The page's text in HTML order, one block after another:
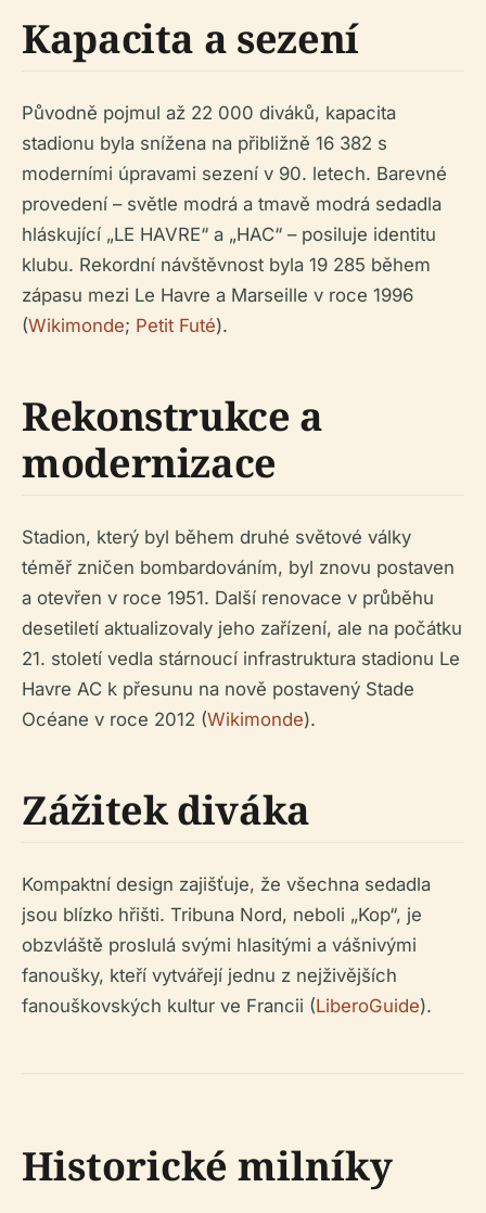
Kapacita a sezení
Původně pojmul až 22 000 diváků, kapacita
stadionu byla snížena na přibližně 16 382 s
moderními úpravami sezení v 90. letech. Barevné
provedení – světle modrá a tmavě modrá sedadla
hláskující „LE HAVRE“ a „HAC“ – posiluje identitu
klubu. Rekordní návštěvnost byla 19 285 během
zápasu mezi Le Havre a Marseille v roce 1996
(Wikimonde; Petit Futé).
Rekonstrukce a
modernizace
Stadion, který byl během druhé světové války
téměř zničen bombardováním, byl znovu postaven
a otevřen v roce 1951. Další renovace v průběhu
desetiletí aktualizovaly jeho zařízení, ale na počátku
21. století vedla stárnoucí infrastruktura stadionu Le
Havre AC k přesunu na nově postavený Stade
Océane v roce 2012 (Wikimonde).
Zážitek diváka
Kompaktní design zajišťuje, že všechna sedadla
jsou blízko hřišti. Tribuna Nord, neboli „Kop“, je
obzvláště proslulá svými hlasitými a vášnivými
fanoušky, kteří vytvářejí jednu z nejživějších
fanouškovských kultur ve Francii (LiberoGuide).
Historické milníky